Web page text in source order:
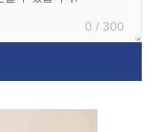
0 / 300